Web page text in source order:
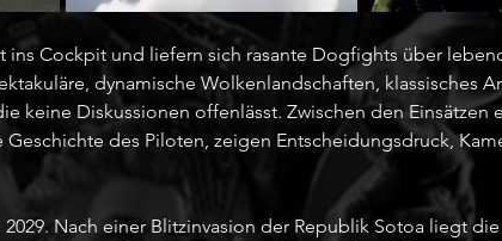
ins Cockpit und liefern sich rasante Dogfights über
dynamische Wolkenlandschaften, klassisches
keine Diskussionen offenlässt. Zwischen den Einsätzen
Geschichte des Piloten, zeigen Entscheidungsdruck,
Nach einer Blitzinvasion der Republik Sotoa liegt